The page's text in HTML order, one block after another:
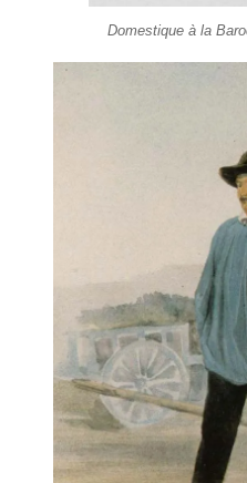
Domestique à la